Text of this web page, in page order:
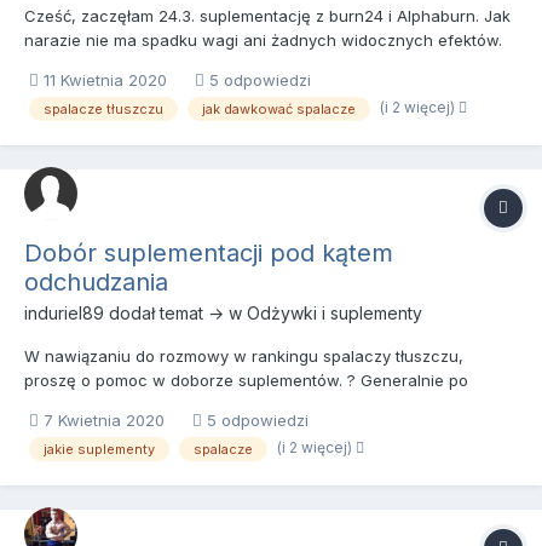
Cześć, zaczęłam 24.3. suplementację z burn24 i Alphaburn. Jak
narazie nie ma spadku wagi ani żadnych widocznych efektów.
kapsułki burn24 + 1 kapsułkę Alphaburn. zawsze około 30 do 40
min przed posiłkiem. próbowałam stosować Alphabur...
11 Kwietnia 2020 5 odpowiedzi
spalacze tłuszczu jak dawkować spalacze (i 2 więcej)
Dobór suplementacji pod kątem
odchudzania
induriel89 dodał temat → w Odżywki i suplementy
W nawiązaniu do rozmowy w rankingu spalaczy tłuszczu,
proszę o pomoc w doborze suplementów. ? Generalnie po
ten preparat 3x dziennie to kiepski pomysł.
7 Kwietnia 2020 5 odpowiedzi
jakie suplementy spalacze (i 2 więcej)